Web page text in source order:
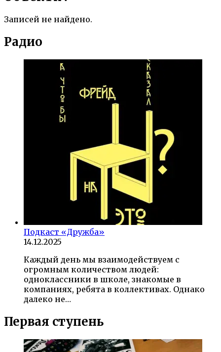
Записей не найдено.
Радио
Подкаст «Дружба»
14.12.2025
Каждый день мы взаимодействуем с
огромным количеством людей:
одноклассники в школе, знакомые в
компаниях, ребята в коллективах. Однако
далеко не…
Первая ступень